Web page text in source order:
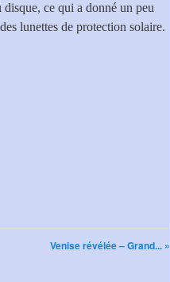
ce qui a donné un peu
lunettes de protection solaire.
Venise révélée – Grand... »